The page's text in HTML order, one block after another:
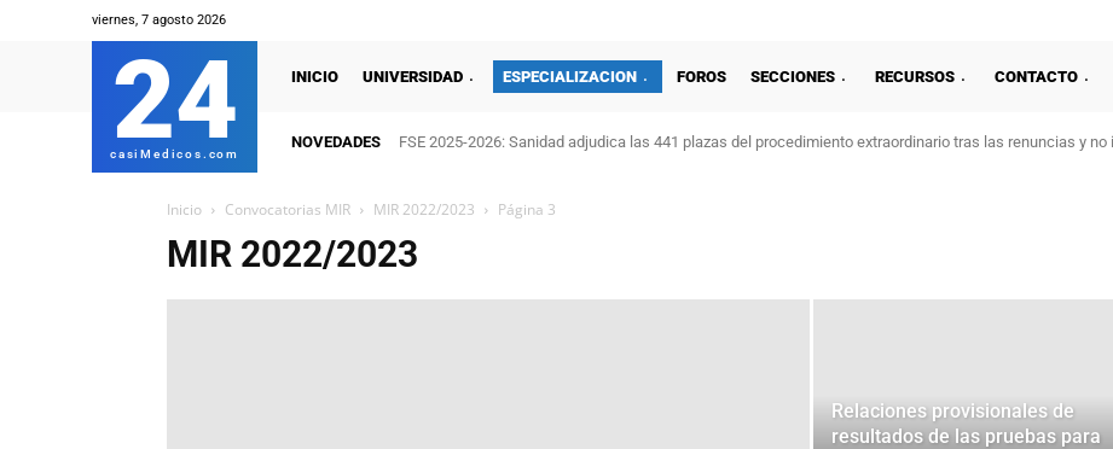
viernes, 7 agosto 2026
24
casiMedicos.com
INICIO UNIVERSIDAD ESPECIALIZACION FOROS SECCIONES RECURSOS CONTACTO
NOVEDADES FSE 2025-2026: Sanidad adjudica las 441 plazas del procedimiento extraordinario tras las renuncias y
Inicio Convocatorias MIR MIR 2022/2023 Página 3
MIR 2022/2023
Relaciones provisionales de
resultados de las pruebas para